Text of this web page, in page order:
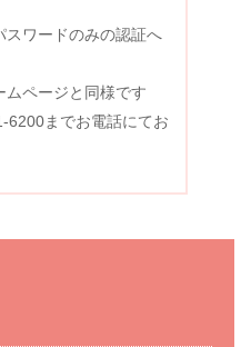
スワードのみの認証へ
ムページと同様です
6200までお電話にてお